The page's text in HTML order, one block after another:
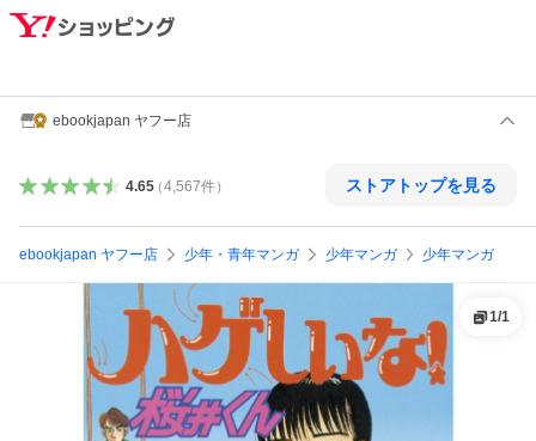
ebookjapan ヤフー店
4.65（4,567件） ストアトップを見る
ebookjapan ヤフー店 少年・青年マンガ 少年マンガ 少年マンガ
1/1